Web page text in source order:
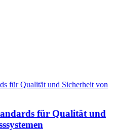
für Qualität und